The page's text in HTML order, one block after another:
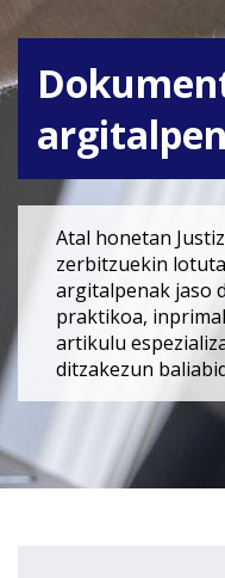
Atal honetan
zerbitzuekin
argitalpenak jaso
praktikoa,
artikulu
ditzakezun